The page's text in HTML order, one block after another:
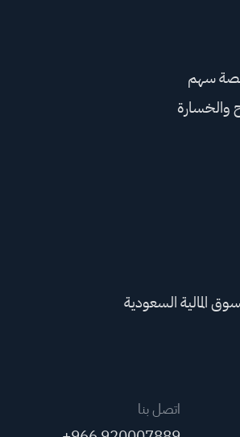
سهم
والخسارة
المالية السعودية
اتصل بنا